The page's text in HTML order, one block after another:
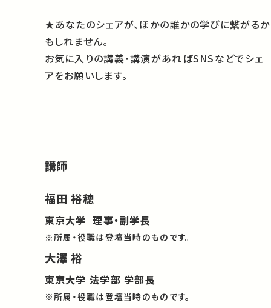
★あなたのシェアが、ほかの誰かの学びに繋がるか
もしれません。
お気に入りの講義・講演があればSNSなどでシェ
アをお願いします。
講師
福田 裕穂
東京大学 理事・副学長
※所属・役職は登壇当時のものです。
大澤 裕
東京大学 法学部 学部長
※所属・役職は登壇当時のものです。